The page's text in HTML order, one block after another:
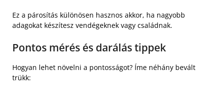
Ez a párosítás különösen hasznos akkor, ha nagyobb
adagokat készítesz vendégeknek vagy családnak.
Pontos mérés és darálás tippek
Hogyan lehet növelni a pontosságot? Íme néhány bevált
trükk: